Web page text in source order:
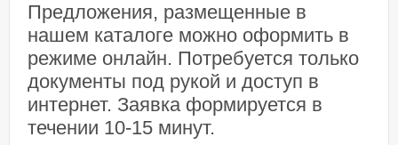
Предложения, размещенные в
нашем каталоге можно оформить в
режиме онлайн. Потребуется только
документы под рукой и доступ в
интернет. Заявка формируется в
течении 10-15 минут.